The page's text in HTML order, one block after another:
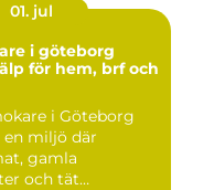
01. jul
i göteborg
för hem, brf och
i Göteborg
en miljö där
gamla
och tät